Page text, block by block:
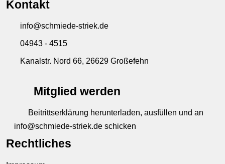
Kontakt
info@schmiede-striek.de
04943 - 4515
Kanalstr. Nord 66, 26629 Großefehn
Mitglied werden
Beitrittserklärung herunterladen, ausfüllen und an
info@schmiede-striek.de schicken
Rechtliches